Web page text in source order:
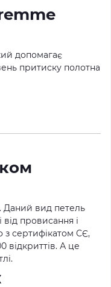
допомагає
притиску полотна
Даний вид петель
від провисання і
з сертифікатом СЄ,
відкриттів. А це